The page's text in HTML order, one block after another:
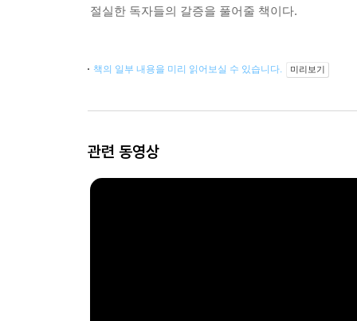
절실한 독자들의 갈증을 풀어줄 책이다.
책의 일부 내용을 미리 읽어보실 수 있습니다. 미리보기
관련 동영상